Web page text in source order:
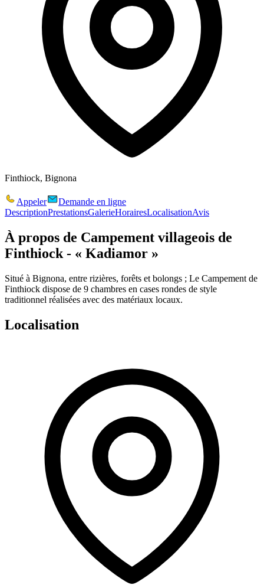
Finthiock, Bignona
Appeler
Demande en ligne
DescriptionPrestationsGalerieHorairesLocalisationAvis
À propos de Campement villageois de
Finthiock - « Kadiamor »
Situé à Bignona, entre rizières, forêts et bolongs ; Le Campement de
Finthiock dispose de 9 chambres en cases rondes de style
traditionnel réalisées avec des matériaux locaux.
Localisation